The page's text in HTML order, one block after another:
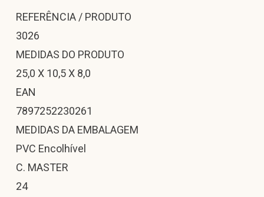
REFERÊNCIA / PRODUTO
3026
MEDIDAS DO PRODUTO
25,0 X 10,5 X 8,0
EAN
7897252230261
MEDIDAS DA EMBALAGEM
PVC Encolhível
C. MASTER
24